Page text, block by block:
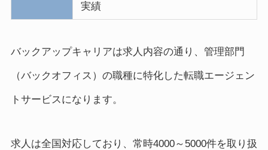
実績
バックアップキャリアは求人内容の通り、管理部門
（バックオフィス）の職種に特化した転職エージェン
トサービスになります。
求人は全国対応しており、常時4000～5000件を取り扱